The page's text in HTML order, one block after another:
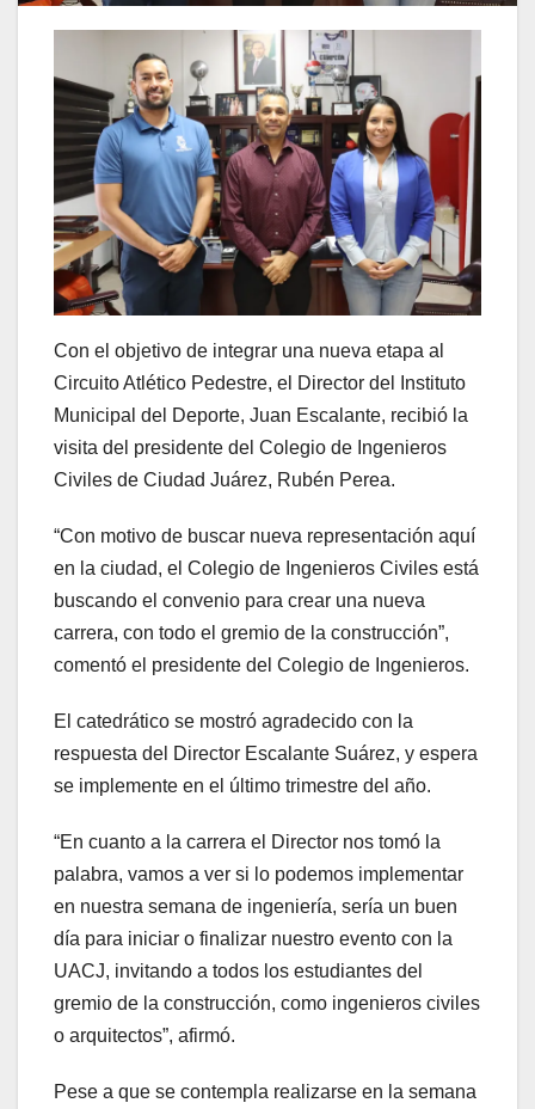
Con el objetivo de integrar una nueva etapa al
Circuito Atlético Pedestre, el Director del Instituto
Municipal del Deporte, Juan Escalante, recibió la
visita del presidente del Colegio de Ingenieros
Civiles de Ciudad Juárez, Rubén Perea.
“Con motivo de buscar nueva representación aquí
en la ciudad, el Colegio de Ingenieros Civiles está
buscando el convenio para crear una nueva
carrera, con todo el gremio de la construcción”,
comentó el presidente del Colegio de Ingenieros.
El catedrático se mostró agradecido con la
respuesta del Director Escalante Suárez, y espera
se implemente en el último trimestre del año.
“En cuanto a la carrera el Director nos tomó la
palabra, vamos a ver si lo podemos implementar
en nuestra semana de ingeniería, sería un buen
día para iniciar o finalizar nuestro evento con la
UACJ, invitando a todos los estudiantes del
gremio de la construcción, como ingenieros civiles
o arquitectos”, afirmó.
Pese a que se contempla realizarse en la semana